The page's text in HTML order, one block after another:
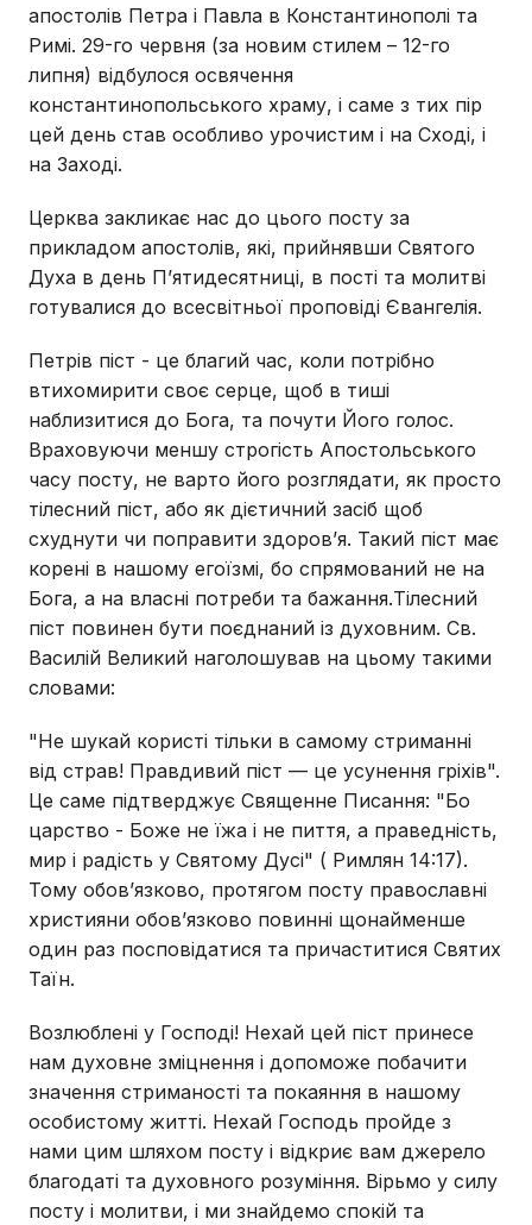
апостолів Петра і Павла в Константинополі та
Римі. 29-го червня (за новим стилем – 12-го
липня) відбулося освячення
константинопольського храму, і саме з тих пір
цей день став особливо урочистим і на Сході, і
на Заході.
Церква закликає нас до цього посту за
прикладом апостолів, які, прийнявши Святого
Духа в день П’ятидесятниці, в пості та молитві
готувалися до всесвітньої проповіді Євангелія.
Петрів піст - це благий час, коли потрібно
втихомирити своє серце, щоб в тиші
наблизитися до Бога, та почути Його голос.
Враховуючи меншу строгість Апостольського
часу посту, не варто його розглядати, як просто
тілесний піст, або як дієтичний засіб щоб
схуднути чи поправити здоров’я. Такий піст має
корені в нашому егоїзмі, бо спрямований не на
Бога, а на власні потреби та бажання.Тілесний
піст повинен бути поєднаний із духовним. Св.
Василій Великий наголошував на цьому такими
словами:
"Не шукай користі тільки в самому стриманні
від страв! Правдивий піст — це усунення гріхів".
Це саме підтверджує Священне Писання: "Бо
царство - Боже не їжа і не пиття, а праведність,
мир і радість у Святому Дусі" ( Римлян 14:17).
Тому обовʼязково, протягом посту православні
християни обов’язково повинні щонайменше
один раз посповідатися та причаститися Святих
Таїн.
Возлюблені у Господі! Нехай цей піст принесе
нам духовне зміцнення і допоможе побачити
значення стриманості та покаяння в нашому
особистому житті. Нехай Господь пройде з
нами цим шляхом посту і відкриє вам джерело
благодаті та духовного розуміння. Вірьмо у силу
посту і молитви, і ми знайдемо спокій та